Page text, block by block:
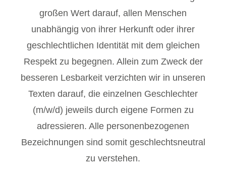
großen Wert darauf, allen Menschen
unabhängig von ihrer Herkunft oder ihrer
geschlechtlichen Identität mit dem gleichen
Respekt zu begegnen. Allein zum Zweck der
besseren Lesbarkeit verzichten wir in unseren
Texten darauf, die einzelnen Geschlechter
(m/w/d) jeweils durch eigene Formen zu
adressieren. Alle personenbezogenen
Bezeichnungen sind somit geschlechtsneutral
zu verstehen.